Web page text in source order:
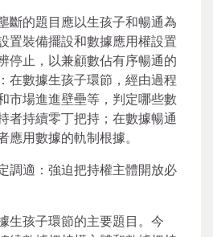
斷的題目應以生孩子和暢通為
置裝備擺設和數據應用權設置
停止，以兼顧數佔有序暢通的
在數據生孩子環節，經由過程
市場進進壁壘等，判定哪些數
者持續零丁把持；在數據暢通
用數據的軌制根據。
調適：強迫把持權主體開放必
生孩子環節的主要題目。今